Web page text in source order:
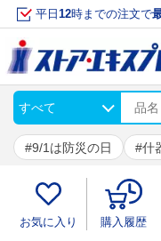
平日 12時までの注文で
9/1は防災の日 什
お気に入り 購入履歴